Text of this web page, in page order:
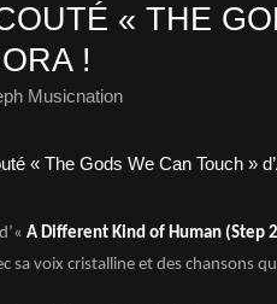
« THE
!
Musicnation
A Different Kind of Human (Step
sa voix cristalline et des chansons